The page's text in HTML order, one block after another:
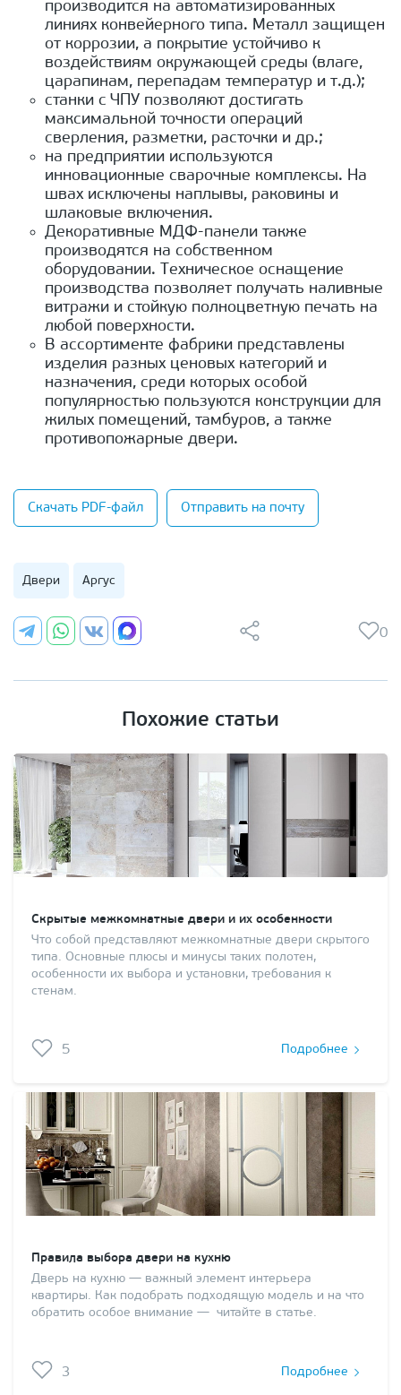
производится на автоматизированных
линиях конвейерного типа. Металл защищен
от коррозии, а покрытие устойчиво к
воздействиям окружающей среды (влаге,
царапинам, перепадам температур и т.д.);
станки с ЧПУ позволяют достигать
максимальной точности операций
сверления, разметки, расточки и др.;
на предприятии используются
инновационные сварочные комплексы. На
швах исключены наплывы, раковины и
шлаковые включения.
Декоративные МДФ-панели также
производятся на собственном
оборудовании. Техническое оснащение
производства позволяет получать наливные
витражи и стойкую полноцветную печать на
любой поверхности.
В ассортименте фабрики представлены
изделия разных ценовых категорий и
назначения, среди которых особой
популярностью пользуются конструкции для
жилых помещений, тамбуров, а также
противопожарные двери.
Скачать PDF-файл Отправить на почту
Двери Аргус
0
Похожие статьи
Скрытые межкомнатные двери и их особенности
Что собой представляют межкомнатные двери скрытого
типа. Основные плюсы и минусы таких полотен,
особенности их выбора и установки, требования к
стенам.
5 Подробнее
Правила выбора двери на кухню
Дверь на кухню — важный элемент интерьера
квартиры. Как подобрать подходящую модель и на что
обратить особое внимание — читайте в статье.
3 Подробнее